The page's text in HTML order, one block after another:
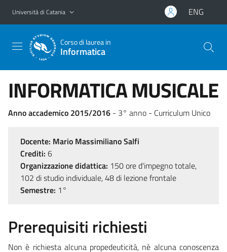
Vai al contenuto principale
Vai al menu di navigazione
Università di Catania ENG
Corso di laurea in
Informatica
INFORMATICA MUSICALE
Anno accademico 2015/2016 - 3° anno - Curriculum Unico
Docente: Mario Massimiliano Salfi
Crediti: 6
Organizzazione didattica: 150 ore d'impegno totale,
102 di studio individuale, 48 di lezione frontale
Semestre: 1°
Prerequisiti richiesti
Non è richiesta alcuna propedeuticità, nè alcuna conoscenza